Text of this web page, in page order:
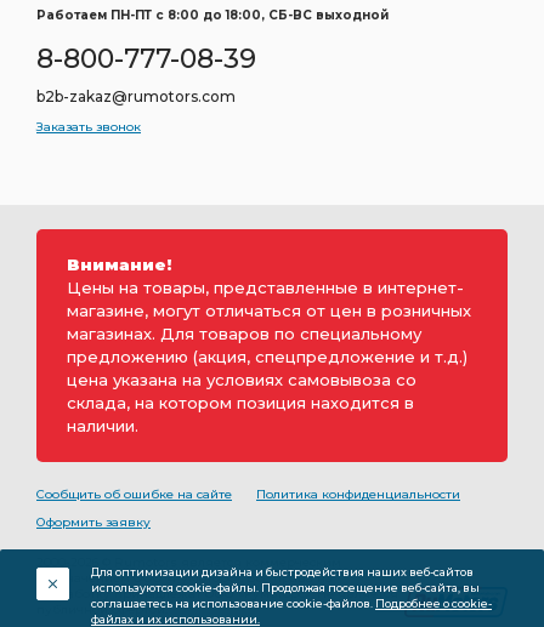
Работаем ПН-ПТ c 8:00 до 18:00, СБ-ВС выходной
8-800-777-08-39
b2b-zakaz@rumotors.com
Заказать звонок
Внимание!
Цены на товары, представленные в интернет-
магазине, могут отличаться от цен в розничных
магазинах. Для товаров по специальному
предложению (акция, спецпредложение и т.д.)
цена указана на условиях самовывоза со
склада, на котором позиция находится в
наличии.
Сообщить об ошибке на сайте
Политика конфиденциальности
Оформить заявку
обозначением ООО «РуМоторс». Все права на
разработку принадлежат ООО «Румоторс». Не является
публичной офертой.
Для оптимизации дизайна и быстродействия наших веб-сайтов
используются cookie-файлы. Продолжая посещение веб-сайта, вы
соглашаетесь на использование cookie-файлов. Подробнее о cookie-
файлах и их использовании.